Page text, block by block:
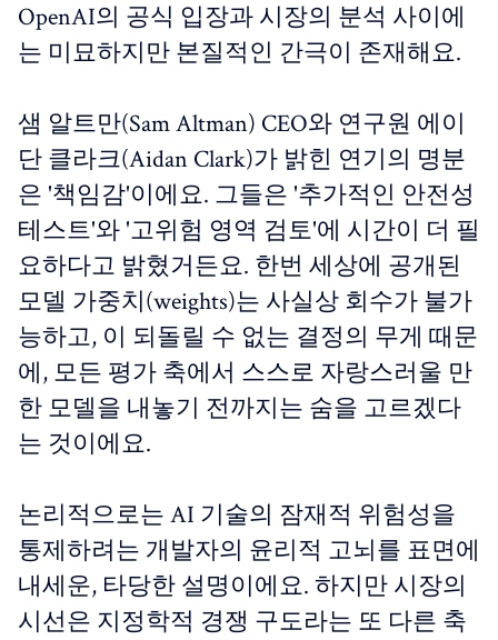
OpenAI의 공식 입장과 시장의 분석 사이에
는 미묘하지만 본질적인 간극이 존재해요.
샘 알트만(Sam Altman) CEO와 연구원 에이
단 클라크(Aidan Clark)가 밝힌 연기의 명분
은 '책임감'이에요. 그들은 '추가적인 안전성
테스트'와 '고위험 영역 검토'에 시간이 더 필
요하다고 밝혔거든요. 한번 세상에 공개된
모델 가중치(weights)는 사실상 회수가 불가
능하고, 이 되돌릴 수 없는 결정의 무게 때문
에, 모든 평가 축에서 스스로 자랑스러울 만
한 모델을 내놓기 전까지는 숨을 고르겠다
는 것이에요.
논리적으로는 AI 기술의 잠재적 위험성을
통제하려는 개발자의 윤리적 고뇌를 표면에
내세운, 타당한 설명이에요. 하지만 시장의
시선은 지정학적 경쟁 구도라는 또 다른 축